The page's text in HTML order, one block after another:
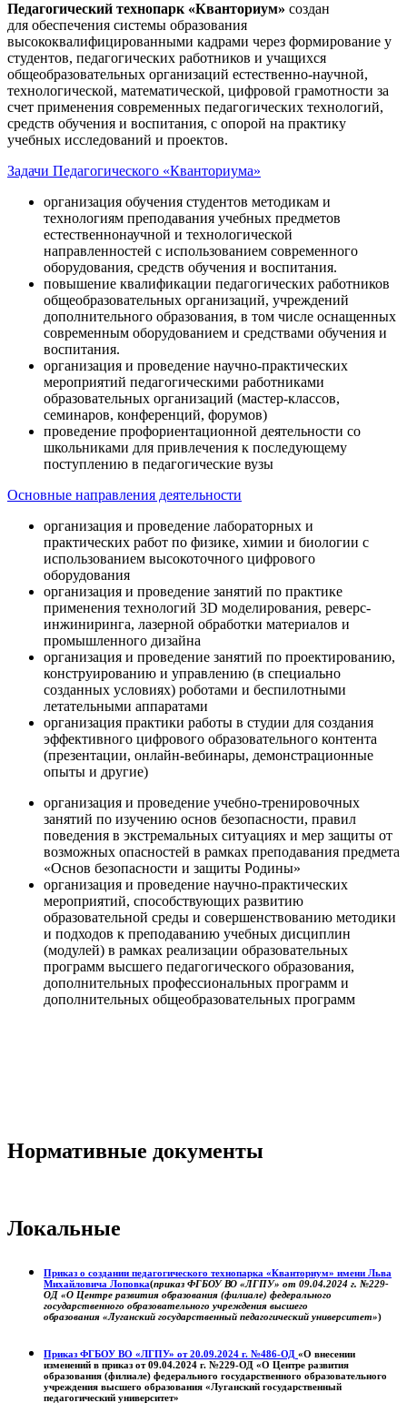
Педагогический технопарк «Кванториум» создан
для обеспечения системы образования
высококвалифицированными кадрами через формирование у
студентов, педагогических работников и учащихся
общеобразовательных организаций естественно-научной,
технологической, математической, цифровой грамотности за
счет применения современных педагогических технологий,
средств обучения и воспитания, с опорой на практику
учебных исследований и проектов.
Задачи Педагогического «Кванториума»
организация обучения студентов методикам и
технологиям преподавания учебных предметов
естественнонаучной и технологической
направленностей с использованием современного
оборудования, средств обучения и воспитания.
повышение квалификации педагогических работников
общеобразовательных организаций, учреждений
дополнительного образования, в том числе оснащенных
современным оборудованием и средствами обучения и
воспитания.
организация и проведение научно-практических
мероприятий педагогическими работниками
образовательных организаций (мастер-классов,
семинаров, конференций, форумов)
проведение профориентационной деятельности со
школьниками для привлечения к последующему
поступлению в педагогические вузы
Основные направления деятельности
организация и проведение лабораторных и
практических работ по физике, химии и биологии с
использованием высокоточного цифрового
оборудования
организация и проведение занятий по практике
применения технологий 3D моделирования, реверс-
инжиниринга, лазерной обработки материалов и
промышленного дизайна
организация и проведение занятий по проектированию,
конструированию и управлению (в специально
созданных условиях) роботами и беспилотными
летательными аппаратами
организация практики работы в студии для создания
эффективного цифрового образовательного контента
(презентации, онлайн-вебинары, демонстрационные
опыты и другие)
организация и проведение учебно-тренировочных
занятий по изучению основ безопасности, правил
поведения в экстремальных ситуациях и мер защиты от
возможных опасностей в рамках преподавания предмета
«Основ безопасности и защиты Родины»
организация и проведение научно-практических
мероприятий, способствующих развитию
образовательной среды и совершенствованию методики
и подходов к преподаванию учебных дисциплин
(модулей) в рамках реализации образовательных
программ высшего педагогического образования,
дополнительных профессиональных программ и
дополнительных общеобразовательных программ
Нормативные документы
Локальные
Приказ о создании педагогического технопарка «Кванториум» имени Льва
Михайловича Лоповка(приказ ФГБОУ ВО «ЛГПУ» от 09.04.2024 г. №229-
ОД «О Центре развития образования (филиале) федерального
государственного образовательного учреждения высшего
образования «Луганский государственный педагогический университет»)
Приказ ФГБОУ ВО «ЛГПУ» от 20.09.2024 г. №486-ОД «О внесении
изменений в приказ от 09.04.2024 г. №229-ОД «О Центре развития
образования (филиале) федерального государственного образовательного
учреждения высшего образования «Луганский государственный
педагогический университет»